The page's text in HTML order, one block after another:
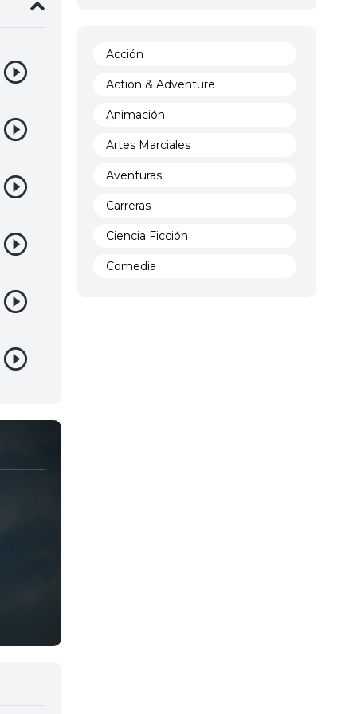
Acción
Action & Adventure
Animación
Artes Marciales
Aventuras
Carreras
Ciencia Ficción
Comedia